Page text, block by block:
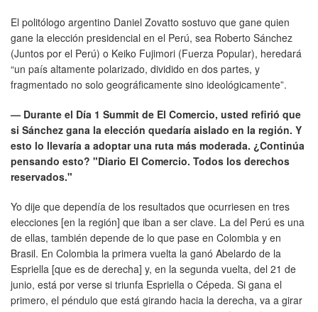
El politólogo argentino Daniel Zovatto sostuvo que gane quien
gane la elección presidencial en el Perú, sea Roberto Sánchez
(Juntos por el Perú) o Keiko Fujimori (Fuerza Popular), heredará
“un país altamente polarizado, dividido en dos partes, y
fragmentado no solo geográficamente sino ideológicamente”.
— Durante el Día 1 Summit de El Comercio, usted refirió que
si Sánchez gana la elección quedaría aislado en la región. Y
esto lo llevaría a adoptar una ruta más moderada. ¿Continúa
pensando esto? "Diario El Comercio. Todos los derechos
reservados."
Yo dije que dependía de los resultados que ocurriesen en tres
elecciones [en la región] que iban a ser clave. La del Perú es una
de ellas, también depende de lo que pase en Colombia y en
Brasil. En Colombia la primera vuelta la ganó Abelardo de la
Espriella [que es de derecha] y, en la segunda vuelta, del 21 de
junio, está por verse si triunfa Espriella o Cépeda. Si gana el
primero, el péndulo que está girando hacia la derecha, va a girar